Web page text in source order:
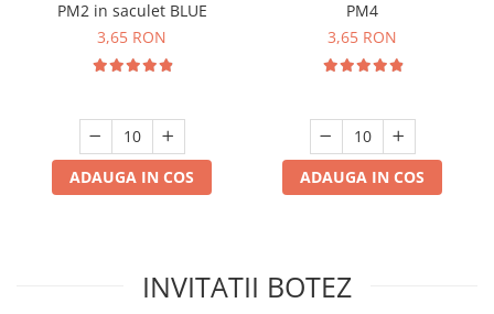
PM2 in saculet BLUE
3,65 RON
ADAUGA IN COS
PM4
3,65 RON
ADAUGA IN COS
INVITATII BOTEZ